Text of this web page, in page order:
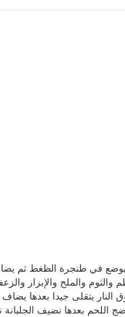
والثوم والملح والإبزار